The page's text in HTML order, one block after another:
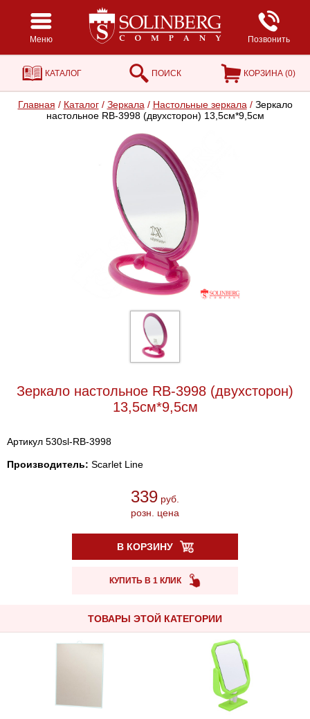
Меню Позвонить
КАТАЛОГ ПОИСК КОРЗИНА (0)
Главная / Каталог / Зеркала / Настольные зеркала /Зеркало
настольное RB-3998 (двухсторон) 13,5см*9,5см
Зеркало настольное RB-3998 (двухсторон)
13,5см*9,5см
Артикул 530sl-RB-3998
Производитель: Scarlet Line
339 руб.
розн. цена
В КОРЗИНУ
КУПИТЬ В 1 КЛИК
ТОВАРЫ ЭТОЙ КАТЕГОРИИ